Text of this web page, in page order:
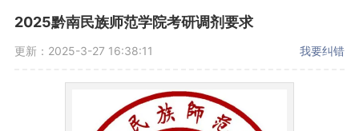
2025黔南民族师范学院考研调剂要求
更新：2025-3-27 16:38:11 我要纠错